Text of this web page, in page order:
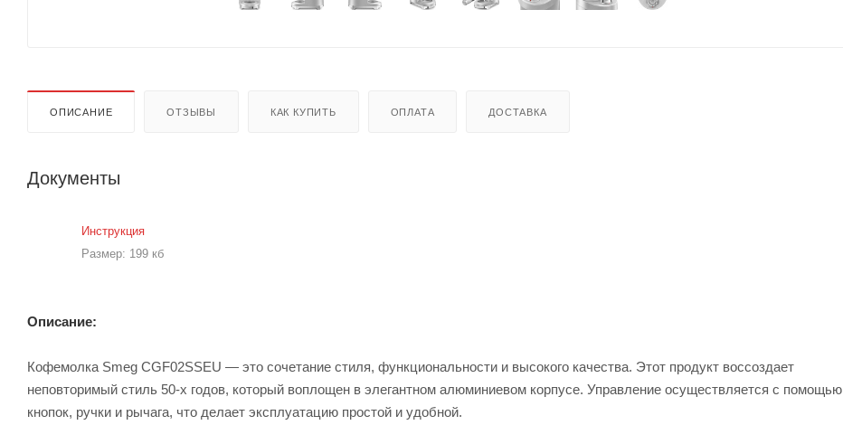
ОПИСАНИЕ ОТЗЫВЫ КАК КУПИТЬ ОПЛАТА ДОСТАВКА
Документы
Инструкция
Размер: 199 кб
Описание:
Кофемолка Smeg CGF02SSEU — это сочетание стиля, функциональности и высокого качества. Этот продукт воссоздает
неповторимый стиль 50-х годов, который воплощен в элегантном алюминиевом корпусе. Управление осуществляется с помощью
кнопок, ручки и рычага, что делает эксплуатацию простой и удобной.